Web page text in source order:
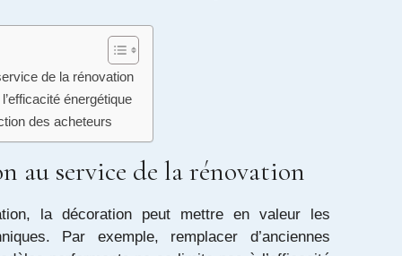
de la rénovation
énergétique
des acheteurs
au service de la rénovation
la décoration peut mettre en valeur les
Par exemple, remplacer d’anciennes